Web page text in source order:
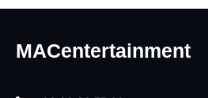
MACentertainment